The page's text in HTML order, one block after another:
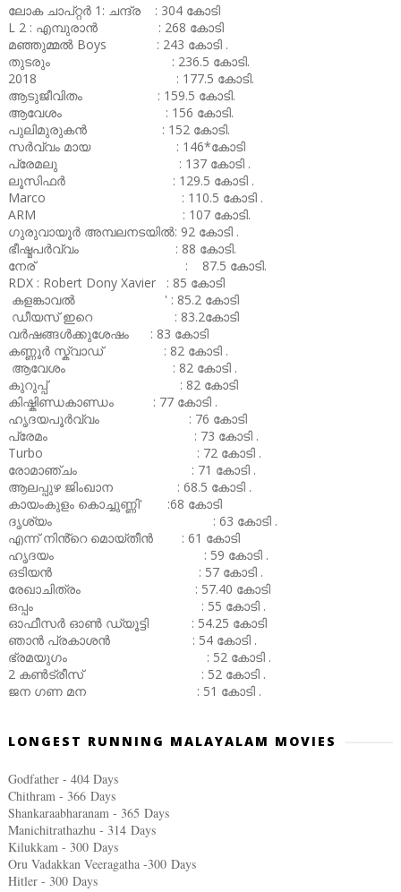
ലോക ചാപ്റ്റർ 1: ചന്ദ്ര : 304 കോടി
L 2 : എമ്പുരാൻ : 268 കോടി
മഞ്ഞുമ്മൽ Boys : 243 കോടി .
തുടരും : 236.5 കോടി.
2018 : 177.5 കോടി.
ആടുജീവിതം : 159.5 കോടി.
ആവേശം : 156 കോടി.
പുലിമുരുകൻ : 152 കോടി.
സർവ്വം മായ : 146*കോടി
പ്രേമലു : 137 കോടി .
ലൂസിഫർ : 129.5 കോടി .
Marco : 110.5 കോടി .
ARM : 107 കോടി.
ഗുരുവായൂർ അമ്പലനടയിൽ: 92 കോടി .
ഭീഷ്മപർവ്വം : 88 കോടി.
നേര് : 87.5 കോടി.
RDX : Robert Dony Xavier : 85 കോടി
കളങ്കാവൽ ' : 85.2 കോടി
ഡീയസ് ഇറെ : 83.2കോടി
വർഷങ്ങൾക്കുശേഷം : 83 കോടി
കണ്ണൂർ സ്ക്വാഡ് : 82 കോടി .
ആവേശം : 82 കോടി .
കുറുപ്പ് : 82 കോടി
കിഷ്കിണ്ഡകാണ്ഡം : 77 കോടി .
ഹൃദയപൂർവ്വം : 76 കോടി
പ്രേമം : 73 കോടി .
Turbo : 72 കോടി .
രോമാഞ്ചം : 71 കോടി .
ആലപ്പുഴ ജിംഖാന : 68.5 കോടി .
കായംകുളം കൊച്ചുണ്ണി' :68 കോടി
ദൃശ്യം : 63 കോടി .
എന്ന് നിൻ്റെ മൊയ്തീൻ : 61 കോടി
ഹൃദയം : 59 കോടി .
ഒടിയൻ : 57 കോടി .
രേഖാചിത്രം : 57.40 കോടി
ഒപ്പം : 55 കോടി .
ഓഫീസർ ഓൺ ഡ്യൂട്ടി : 54.25 കോടി
ഞാൻ പ്രകാശൻ : 54 കോടി .
ഭ്രമയുഗം : 52 കോടി .
2 കൺട്രീസ് : 52 കോടി .
ജന ഗണ മന : 51 കോടി .
LONGEST RUNNING MALAYALAM MOVIES
Godfather - 404 Days
Chithram - 366 Days
Shankaraabharanam - 365 Days
Manichitrathazhu - 314 Days
Kilukkam - 300 Days
Oru Vadakkan Veeragatha -300 Days
Hitler - 300 Days